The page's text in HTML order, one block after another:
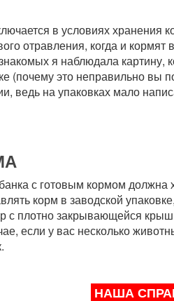
в условиях хранения
отравления, когда и
я наблюдала картину,
(почему это неправильно вы
ведь на упаковках мало
с готовым кормом должна
корм в заводской
с плотно закрывающейся
если у вас несколько
НАША